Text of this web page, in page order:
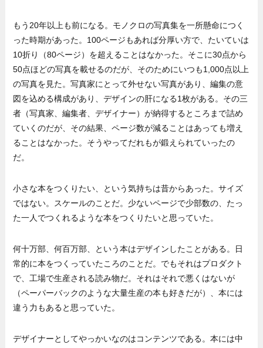
もう20年以上も前になる。モノクロの写真集を一所懸命につく
った時期があった。100ページもあれば分厚い方で、たいていは
10折り（80ページ）を超えることはなかった。そこに30点から
50点ほどの写真を載せるのだが、そのためにいつも1,000点以上
の写真を見た。写真家にとって外せない写真があり、編集の意
図を込める構成があり、デザインの肝になる1枚がある。その三
者（写真家、編集者、デザイナー）が納得するところまで詰め
ていくのだが、その結果、ページ数が減ることはあっても増え
ることはなかった。そうやってだれもが鍛えられていったの
だ。
小さな本をつくりたい、という気持ちは昔からあった。サイズ
ではない。スケールのことだ。少ないページで少部数の、たっ
た一人でつくれるような本をつくりたいと思っていた。
何十万部、何百万部、という本はデザインしたことがある。日
常的に本をつくっていたころのことだ。でもそれはプロダクト
で、工場で生産される読み物だ。それはそれで悪くはないが
（ペーパーバックのような大量生産の本も好きだが）、本には
違う力もあると思っていた。
デザイナーとしてやっかいなのはコンテンツである。本には中